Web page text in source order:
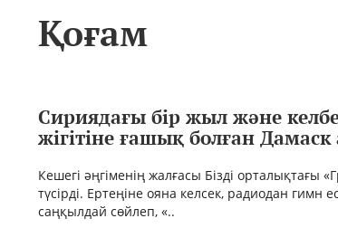
Қоғам
Сириядағы бір жыл және
жігітіне ғашық болған
Кешегі әңгіменің жалғасы Бізді орталықтағы
түсірді. Ертеңіне ояна келсек, радиодан гимн
саңқылдай сөйлеп, «..